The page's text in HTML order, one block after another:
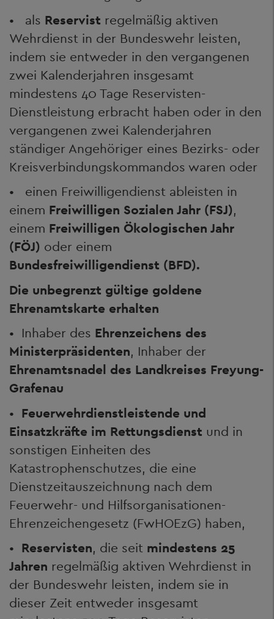
• als Reservist regelmäßig aktiven
Wehrdienst in der Bundeswehr leisten,
indem sie entweder in den vergangenen
zwei Kalenderjahren insgesamt
mindestens 40 Tage Reservisten-
Dienstleistung erbracht haben oder in den
vergangenen zwei Kalenderjahren
ständiger Angehöriger eines Bezirks- oder
Kreisverbindungskommandos waren oder
• einen Freiwilligendienst ableisten in
einem Freiwilligen Sozialen Jahr (FSJ),
einem Freiwilligen Ökologischen Jahr
(FÖJ) oder einem
Bundesfreiwilligendienst (BFD).
Die unbegrenzt gültige goldene
Ehrenamtskarte erhalten
• Inhaber des Ehrenzeichens des
Ministerpräsidenten, Inhaber der
Ehrenamtsnadel des Landkreises Freyung-
Grafenau
• Feuerwehrdienstleistende und
Einsatzkräfte im Rettungsdienst und in
sonstigen Einheiten des
Katastrophenschutzes, die eine
Dienstzeitauszeichnung nach dem
Feuerwehr- und Hilfsorganisationen-
Ehrenzeichengesetz (FwHOEzG) haben,
• Reservisten, die seit mindestens 25
Jahren regelmäßig aktiven Wehrdienst in
der Bundeswehr leisten, indem sie in
dieser Zeit entweder insgesamt